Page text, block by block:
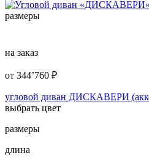
размеры
на заказ
от 344’760 ₽
угловой диван ДИСКАВЕРИ
выбрать цвет
размеры
длина